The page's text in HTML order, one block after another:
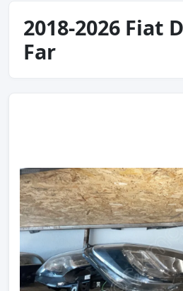
2018-2026 Fiat
Far